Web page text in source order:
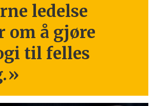
ledelse
om å gjøre
til felles
»